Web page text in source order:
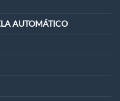
AUTOMÁTICO